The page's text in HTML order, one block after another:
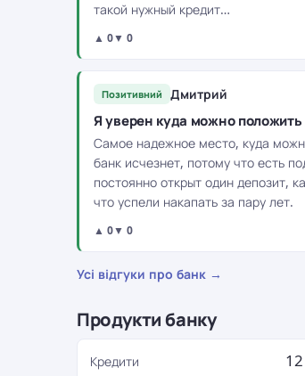
такой нужный кредит…
▲ 0▼ 0
Позитивний Дмитрий
Я уверен куда можно положить
Самое надежное место, куда
банк исчезнет, потому что есть
постоянно открыт один депозит,
что успели накапать за пару лет.
▲ 0▼ 0
Усі відгуки про банк →
Продукти банку
Кредити 12